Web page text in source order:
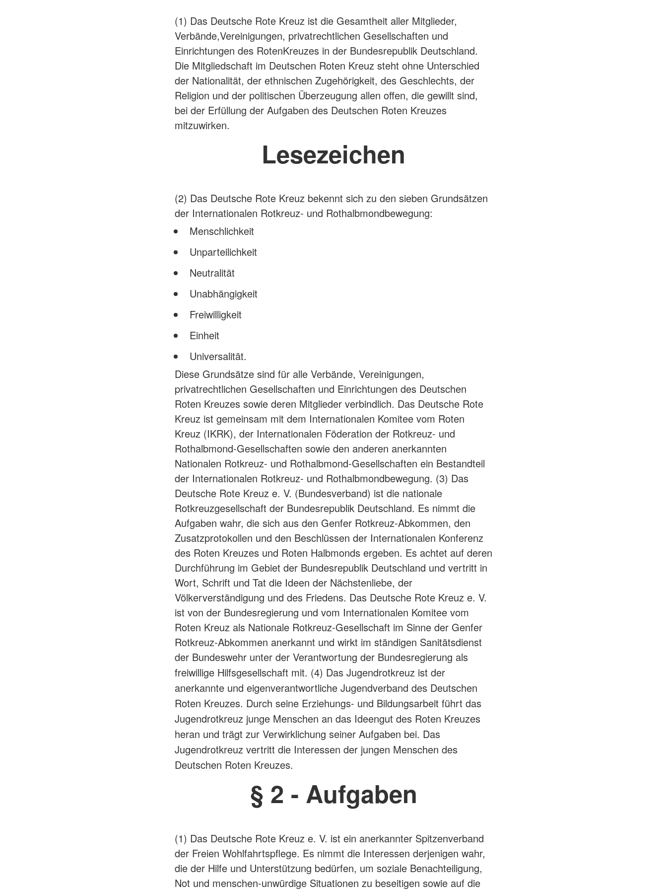
(1) Das Deutsche Rote Kreuz ist die Gesamtheit aller Mitglieder,
Verbände,Vereinigungen, privatrechtlichen Gesellschaften und
Einrichtungen des RotenKreuzes in der Bundesrepublik Deutschland.
Die Mitgliedschaft im Deutschen Roten Kreuz steht ohne Unterschied
der Nationalität, der ethnischen Zugehörigkeit, des Geschlechts, der
Religion und der politischen Überzeugung allen offen, die gewillt sind,
bei der Erfüllung der Aufgaben des Deutschen Roten Kreuzes
mitzuwirken.
Lesezeichen
(2) Das Deutsche Rote Kreuz bekennt sich zu den sieben Grundsätzen
der Internationalen Rotkreuz- und Rothalbmondbewegung:
Menschlichkeit
Unparteilichkeit
Neutralität
Unabhängigkeit
Freiwilligkeit
Einheit
Universalität.
Diese Grundsätze sind für alle Verbände, Vereinigungen,
privatrechtlichen Gesellschaften und Einrichtungen des Deutschen
Roten Kreuzes sowie deren Mitglieder verbindlich. Das Deutsche Rote
Kreuz ist gemeinsam mit dem Internationalen Komitee vom Roten
Kreuz (IKRK), der Internationalen Föderation der Rotkreuz- und
Rothalbmond-Gesellschaften sowie den anderen anerkannten
Nationalen Rotkreuz- und Rothalbmond-Gesellschaften ein Bestandteil
der Internationalen Rotkreuz- und Rothalbmondbewegung. (3) Das
Deutsche Rote Kreuz e. V. (Bundesverband) ist die nationale
Rotkreuzgesellschaft der Bundesrepublik Deutschland. Es nimmt die
Aufgaben wahr, die sich aus den Genfer Rotkreuz-Abkommen, den
Zusatzprotokollen und den Beschlüssen der Internationalen Konferenz
des Roten Kreuzes und Roten Halbmonds ergeben. Es achtet auf deren
Durchführung im Gebiet der Bundesrepublik Deutschland und vertritt in
Wort, Schrift und Tat die Ideen der Nächstenliebe, der
Völkerverständigung und des Friedens. Das Deutsche Rote Kreuz e. V.
ist von der Bundesregierung und vom Internationalen Komitee vom
Roten Kreuz als Nationale Rotkreuz-Gesellschaft im Sinne der Genfer
Rotkreuz-Abkommen anerkannt und wirkt im ständigen Sanitätsdienst
der Bundeswehr unter der Verantwortung der Bundesregierung als
freiwillige Hilfsgesellschaft mit. (4) Das Jugendrotkreuz ist der
anerkannte und eigenverantwortliche Jugendverband des Deutschen
Roten Kreuzes. Durch seine Erziehungs- und Bildungsarbeit führt das
Jugendrotkreuz junge Menschen an das Ideengut des Roten Kreuzes
heran und trägt zur Verwirklichung seiner Aufgaben bei. Das
Jugendrotkreuz vertritt die Interessen der jungen Menschen des
Deutschen Roten Kreuzes.
§ 2 - Aufgaben
(1) Das Deutsche Rote Kreuz e. V. ist ein anerkannter Spitzenverband
der Freien Wohlfahrtspflege. Es nimmt die Interessen derjenigen wahr,
die der Hilfe und Unterstützung bedürfen, um soziale Benachteiligung,
Not und menschen-unwürdige Situationen zu beseitigen sowie auf die